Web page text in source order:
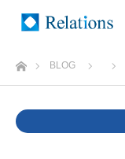
ホームBLOG